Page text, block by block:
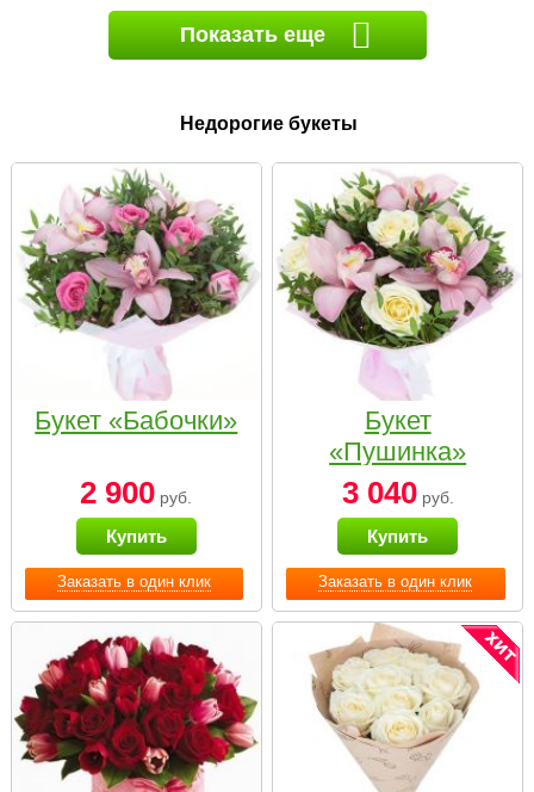
Показать еще
Недорогие букеты
Заказать в один клик
Букет «Бабочки»
2 900 руб.
Купить
Заказать в один клик
Букет
«Пушинка»
3 040руб.
Купить